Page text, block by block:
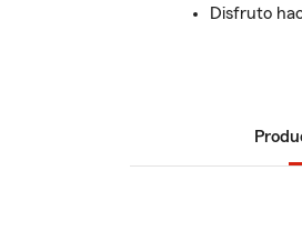
Disfruto